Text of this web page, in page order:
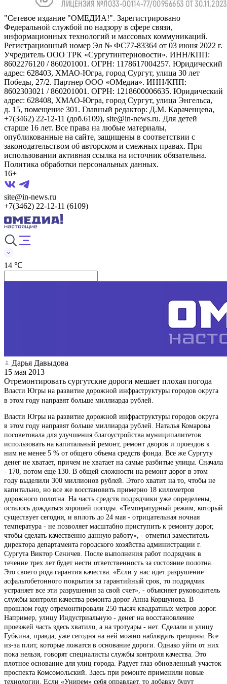
"Сетевое издание "ОМЕДИА!". Зарегистрировано
Федеральной службой по надзору в сфере связи,
информационных технологий и массовых коммуникаций.
Регистрационный номер Эл № ФС77-83364 от 03 июня 2022 г.
Учредитель ООО ТРК «Сургутинтерновости». ИНН/КПП:
8602276120 / 860201001. ОГРН: 1178617004257. Юридический
адрес: 628403, ХМАО-Югра, город Сургут, улица 30 лет
Победы, 27/2. Партнер ООО «ОМедиа». ИНН/КПП:
8602303021 / 860201001. ОГРН: 1218600006635. Юридический
адрес: 628408, ХМАО-Югра, город Сургут, улица Энгельса,
д. 15, помещение 301. Главный редактор: Д.М. Караченцева,
+7(3462) 22-12-11 (доб.6109), site@in-news.ru. Для детей
старше 16 лет. Все права на любые материалы,
опубликованные на сайте, защищены в соответствии с
законодательством об авторском и смежных правах. При
использовании активная ссылка на источник обязательна.
Политика обработки персональных данных.
16+
site@in-news.ru
+7(3462) 22-12-11 (6109)
14 ℃
Дарья Давыдова
15 мая 2013
Отремонтировать сургутские дороги мешает плохая погода
Власти Югры на развитие дорожной инфраструктуры городов округа
в этом году направят больше миллиарда рублей.
Власти Югры на развитие дорожной инфраструктуры городов округа
в этом году направят больше миллиарда рублей. Наталья Комарова
посоветовала для улучшения благоустройства муниципалитетов
использовать на капитальный ремонт, ремонт дворов и проездов к
ним не менее 5 % от общего объема средств фонда. Все же Сургуту
денег не хватает, причем не хватает на самые разбитые улицы. Сначала
- 170, потом еще 130. В общей сложности на ремонт дорог в этом
году выделили 300 миллионов рублей. Этого хватит на то, чтобы не
капитально, но все же восстановить примерно 18 километров
дорожного полотна. На часть средств подрядчики уже определены,
осталось дождаться хорошей погоды. «Температурный режим, который
существует сегодня, и вплоть до 24 мая - отрицательная ночная
температура - не позволяет масштабно приступить к ремонту дорог,
чтобы сделать качественно данную работу», - отметил заместитель
директора департамента городского хозяйства администрации г.
Сургута Виктор Сеничев. После выполнения работ подрядчик в
течение трех лет будет нести ответственность за состояние полотна.
Это своего рода гарантия качества. «Если у нас идет разрушение
асфальтобетонного покрытия за гарантийный срок, то подрядчик
устраняет все эти разрушения за свой счет», - объясняет руководитель
службы контроля качества ремонта дорог Анна Коршунова. В
прошлом году отремонтировали 250 тысяч квадратных метров дорог.
Например, улицу Индустриальную - денег на восстановление
проезжей часть здесь хватило, а на тротуары - нет. Сделали и улицу
Губкина, правда, уже сегодня на ней можно наблюдать трещины. Все
из-за плит, которые ложатся в основание дороги. Однако уйти от них
пока нельзя, говорят специалисты службы контроля качества. Это
плотное основание для улиц города. Радует глаз обновленный участок
проспекта Комсомольский. Здесь при ремонте применили новые
технологии. Если «Унирем» себя оправдает, то добавку будут